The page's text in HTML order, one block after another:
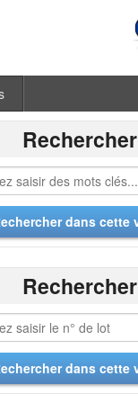
Rechercher
Rechercher